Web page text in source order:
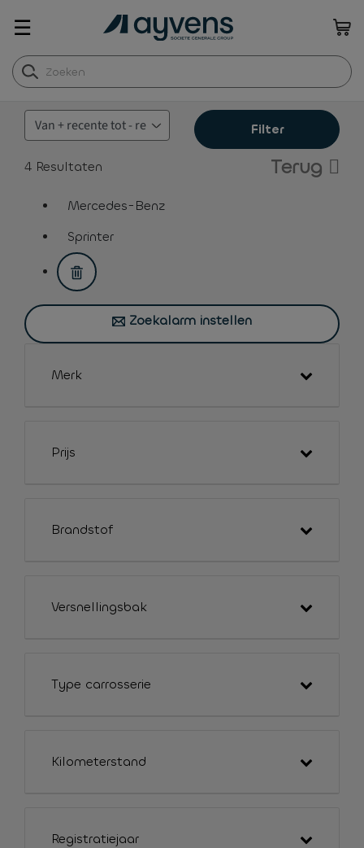
☰
Filter
4 Resultaten Terug
Mercedes-Benz
Sprinter
assistive.text.remove.filter.button
Zoekalarm instellen
Merk
Prijs
Brandstof
Versnellingsbak
Type carrosserie
Kilometerstand
Registratiejaar